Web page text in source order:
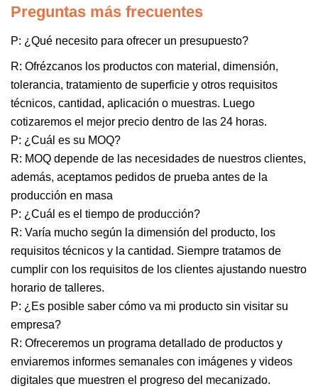
Preguntas más frecuentes
P: ¿Qué necesito para ofrecer un presupuesto?
R: Ofrézcanos los productos con material, dimensión,
tolerancia, tratamiento de superficie y otros requisitos
técnicos, cantidad, aplicación o muestras. Luego
cotizaremos el mejor precio dentro de las 24 horas.
P: ¿Cuál es su MOQ?
R: MOQ depende de las necesidades de nuestros clientes,
además, aceptamos pedidos de prueba antes de la
producción en masa
P: ¿Cuál es el tiempo de producción?
R: Varía mucho según la dimensión del producto, los
requisitos técnicos y la cantidad. Siempre tratamos de
cumplir con los requisitos de los clientes ajustando nuestro
horario de talleres.
P: ¿Es posible saber cómo va mi producto sin visitar su
empresa?
R: Ofreceremos un programa detallado de productos y
enviaremos informes semanales con imágenes y videos
digitales que muestren el progreso del mecanizado.